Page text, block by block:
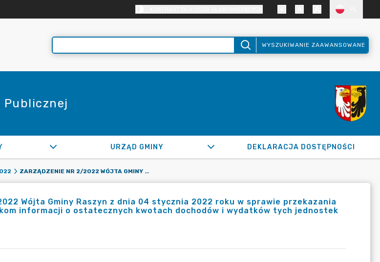
WYSZUKIWANIE ZAAWANSOWANE
URZĄD GMINY DEKLARACJA DOSTĘPNOŚCI
ZARZĄDZENIE NR 2/2022 WÓJTA GMINY RASZYN Z DNIA 04 STYCZNIA 2022 ROKU W SPRAWIE PRZEKAZANIA PODLEGŁYM JEDNOSTKOM INFORMACJI O OSTATECZNYCH KWOTACH DOCHODÓW I WYDATKÓW TYCH JEDNOSTEK W ROKU 2022
Wójta Gminy Raszyn z dnia 04 stycznia 2022 roku w sprawie przekazania
informacji o ostatecznych kwotach dochodów i wydatków tych jednostek